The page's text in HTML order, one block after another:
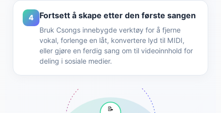
4 Fortsett å skape etter den første sangen
Bruk Csongs innebygde verktøy for å fjerne
vokal, forlenge en låt, konvertere lyd til MIDI,
eller gjøre en ferdig sang om til videoinnhold for
deling i sosiale medier.
📝